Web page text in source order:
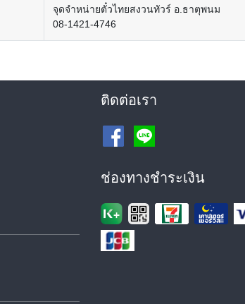
จุดจำหน่ายตั๋วไทยสงวนทัวร์ อ.ธาตุพนม
08-1421-4746
ติดต่อเรา
ช่องทางชำระเงิน